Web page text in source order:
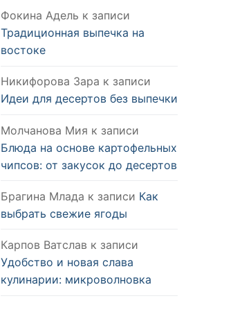
Фокина Адель к записи
Традиционная выпечка на
востоке
Никифорова Зара к записи
Идеи для десертов без выпечки
Молчанова Мия к записи
Блюда на основе картофельных
чипсов: от закусок до десертов
Брагина Млада к записи Как
выбрать свежие ягоды
Карпов Ватслав к записи
Удобство и новая слава
кулинарии: микроволновка